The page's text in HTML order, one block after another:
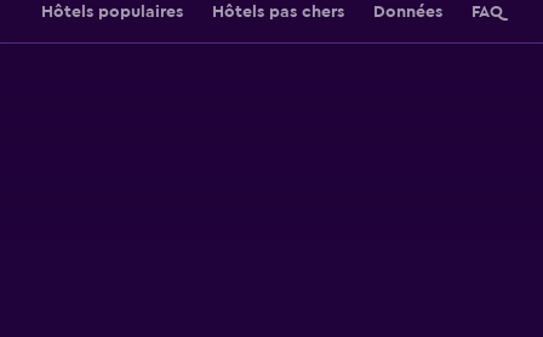
Hôtels populaires Hôtels pas chers Données FAQ